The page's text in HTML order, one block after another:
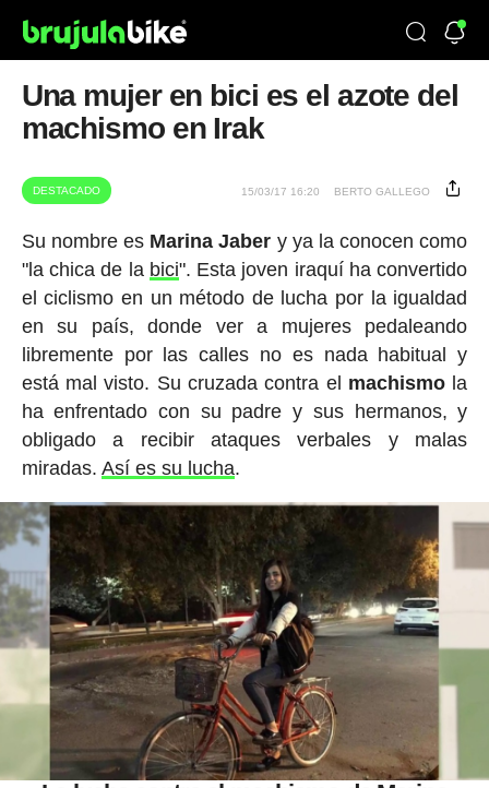
Una mujer en bici es el azote del
machismo en Irak
DESTACADO 15/03/17 16:20 BERTO GALLEGO
Su nombre es Marina Jaber y ya la conocen como
"la chica de la bici". Esta joven iraquí ha convertido
el ciclismo en un método de lucha por la igualdad
en su país, donde ver a mujeres pedaleando
libremente por las calles no es nada habitual y
está mal visto. Su cruzada contra el machismola
ha enfrentado con su padre y sus hermanos, y
obligado a recibir ataques verbales y malas
miradas. Así es su lucha.